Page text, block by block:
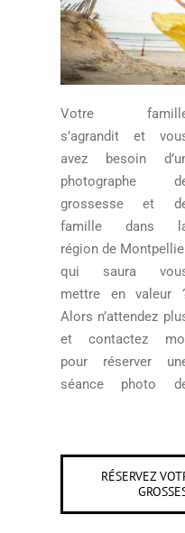
Votre
s’agrandit et
avez besoin
photographe
grossesse et
famille dans
région de
qui saura
mettre en valeur
Alors n’attendez
et contactez
pour réserver
séance photo
grossesse en
RÉSERVEZ